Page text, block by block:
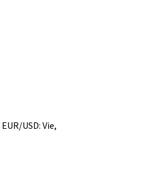
EUR/USD: Vie,